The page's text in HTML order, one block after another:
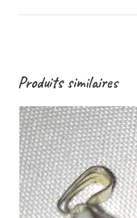
Produits similaires